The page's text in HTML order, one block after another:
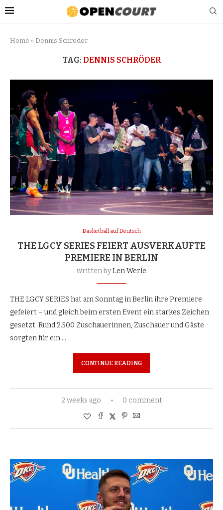
Home » Dennis Schröder
TAG: DENNIS SCHRÖDER
Basketball auf Deutsch
THE LGCY SERIES FEIERT AUSVERKAUFTE
PREMIERE IN BERLIN
written byLen Werle
THE LGCY SERIES hat am Sonntag in Berlin ihre Premiere
gefeiert – und gleich beim ersten Event ein starkes Zeichen
gesetzt. Rund 2.500 Zuschauerinnen, Zuschauer und Gäste
sorgten für ein …
CONTINUE READING
2 weeks ago 0 comment